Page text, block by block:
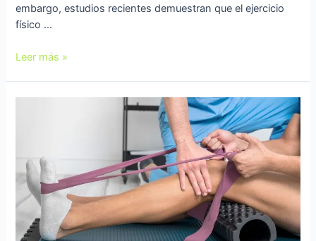
embargo, estudios recientes demuestran que el ejercicio
físico …
Leer más »